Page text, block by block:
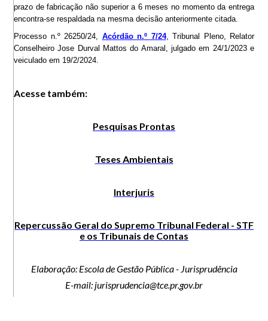
prazo de fabricação não superior a 6 meses no momento da entrega
encontra-se respaldada na mesma decisão anteriormente citada.
Processo n.º 26250/24, Acórdão n.º 7/24, Tribunal Pleno, Relator
Conselheiro Jose Durval Mattos do Amaral, julgado em 24/1/2023 e
veiculado em 19/2/2024.
Acesse também:
Pesquisas Prontas
Teses Ambientais
Interjuris
Repercussão Geral do Supremo Tribunal Federal - STF
e os Tribunais de Contas
Elaboração: Escola de Gestão Pública - Jurisprudência
E-mail: jurisprudencia@tce.pr.gov.br